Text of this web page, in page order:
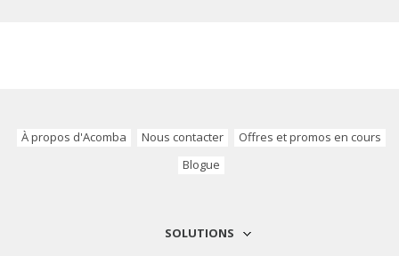
À propos d'Acomba Nous contacter
Offres et promos en cours
Blogue
SOLUTIONS